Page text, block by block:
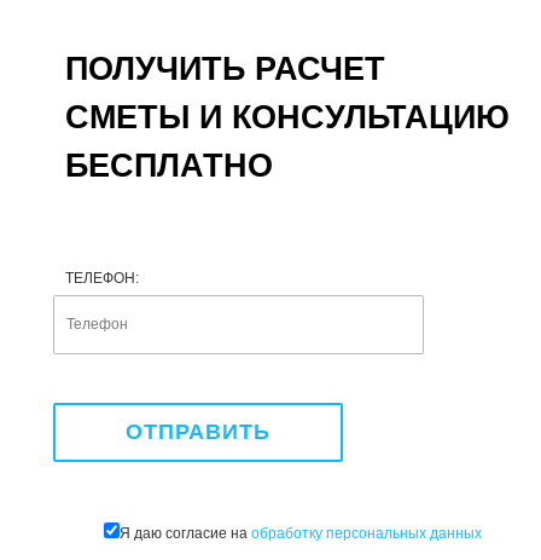
ПОЛУЧИТЬ РАСЧЕТ
СМЕТЫ И КОНСУЛЬТАЦИЮ
БЕСПЛАТНО
ТЕЛЕФОН:
Я даю согласие на обработку персональных данных